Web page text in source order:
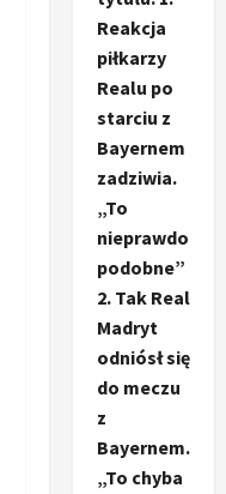
Reakcja
piłkarzy
Realu po
starciu z
Bayernem
zadziwia.
„To
nieprawdo
podobne”
2. Tak Real
Madryt
odniósł się
do meczu
z
Bayernem.
„To chyba